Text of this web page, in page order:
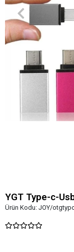
YGT Type-c-
Ürün Kodu: JOY/